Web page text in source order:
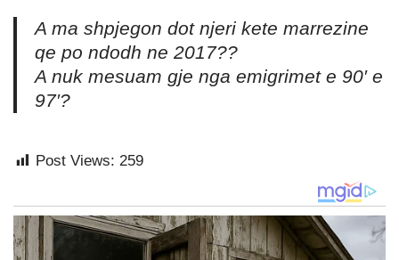
A ma shpjegon dot njeri kete marrezine
qe po ndodh ne 2017??
A nuk mesuam gje nga emigrimet e 90′ e
97′?
Post Views: 259